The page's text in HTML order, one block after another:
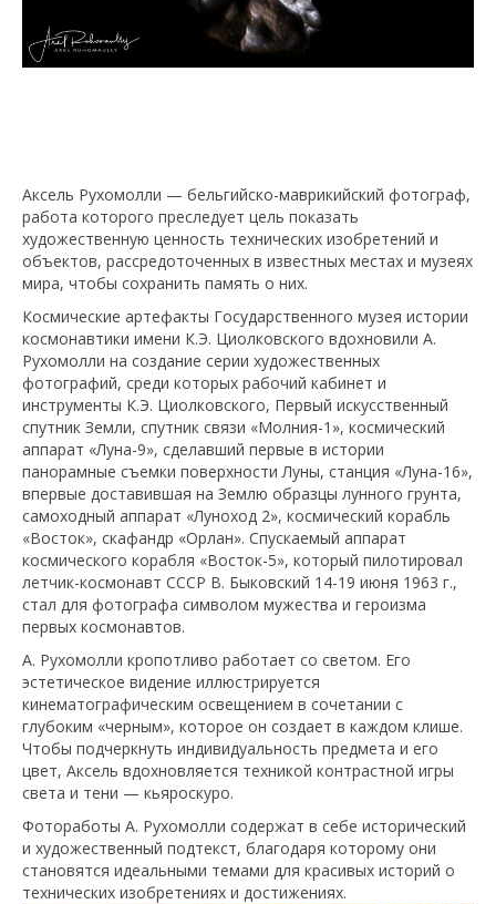
Аксель Рухомолли — бельгийско-маврикийский фотограф,
работа которого преследует цель показать
художественную ценность технических изобретений и
объектов, рассредоточенных в известных местах и музеях
мира, чтобы сохранить память о них.
Космические артефакты Государственного музея истории
космонавтики имени К.Э. Циолковского вдохновили А.
Рухомолли на создание серии художественных
фотографий, среди которых рабочий кабинет и
инструменты К.Э. Циолковского, Первый искусственный
спутник Земли, спутник связи «Молния-1», космический
аппарат «Луна-9», сделавший первые в истории
панорамные съемки поверхности Луны, станция «Луна-16»,
впервые доставившая на Землю образцы лунного грунта,
самоходный аппарат «Луноход 2», космический корабль
«Восток», скафандр «Орлан». Спускаемый аппарат
космического корабля «Восток-5», который пилотировал
летчик-космонавт СССР В. Быковский 14-19 июня 1963 г.,
стал для фотографа символом мужества и героизма
первых космонавтов.
А. Рухомолли кропотливо работает со светом. Его
эстетическое видение иллюстрируется
кинематографическим освещением в сочетании с
глубоким «черным», которое он создает в каждом клише.
Чтобы подчеркнуть индивидуальность предмета и его
цвет, Аксель вдохновляется техникой контрастной игры
света и тени — кьяроскуро.
Фотоработы А. Рухомолли содержат в себе исторический
и художественный подтекст, благодаря которому они
становятся идеальными темами для красивых историй о
технических изобретениях и достижениях.